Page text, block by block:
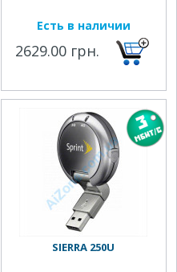
Есть в наличии
2629.00 грн.
SIERRA 250U